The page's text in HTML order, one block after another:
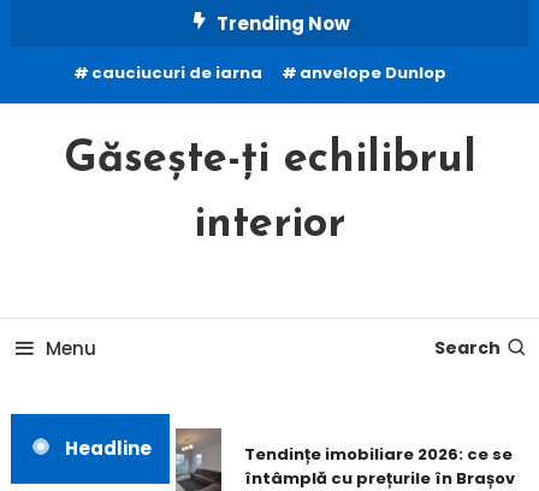
Content
Trending Now
cauciucuri de iarna anvelope Dunlop
Găsește-ți echilibrul
interior
Menu Search
Headline
Tendințe imobiliare 2026: ce se
întâmplă cu prețurile în Brașov